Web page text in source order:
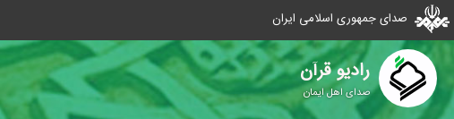
صدای جمهوری اسلامی ایران
رادیو قرآن
صدای اهل ایمان